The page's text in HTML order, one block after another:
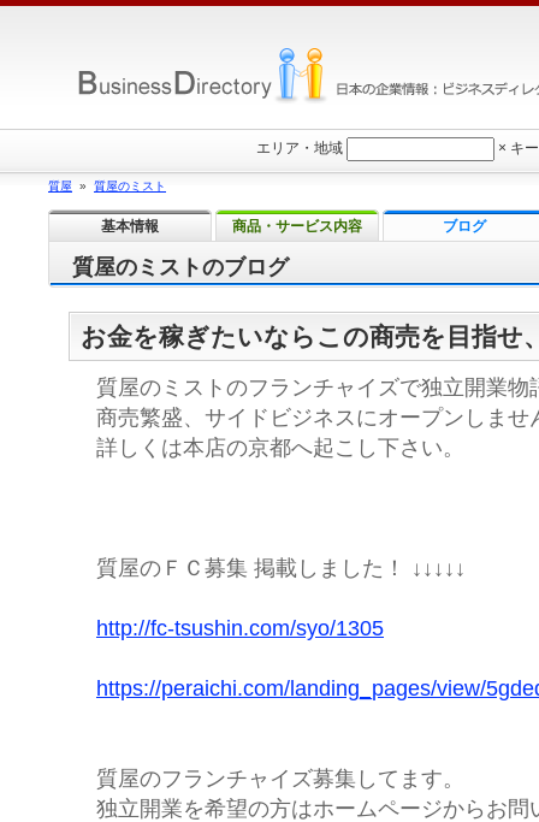
質屋のミストのブログ
お金を稼ぎたいならこの商売を目指せ
質屋のミストのフランチャイズで独立開業物
商売繁盛、サイドビジネスにオープンしませ
詳しくは本店の京都へ起こし下さい。
質屋のＦＣ募集 掲載しました！ ↓↓↓↓↓
http://fc-tsushin.com/syo/1305
https://peraichi.com/landing_pages/view/
質屋のフランチャイズ募集してます。
独立開業を希望の方はホームページからお問
エリア・地域 × キ
質屋 » 質屋のミスト
基本情報 商品・サービス内容 ブログ